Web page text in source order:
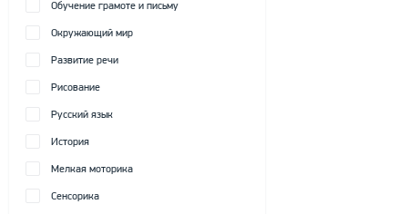
Обучение грамоте и письму
Окружающий мир
Развитие речи
Рисование
Русский язык
История
Мелкая моторика
Сенсорика